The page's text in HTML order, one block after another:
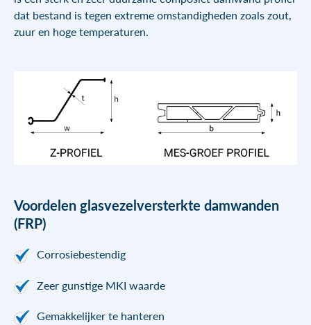
dat bestand is tegen extreme omstandigheden zoals zout,
zuur en hoge temperaturen.
Voordelen glasvezelversterkte damwanden
(FRP)
Corrosiebestendig
Zeer gunstige MKI waarde
Gemakkelijker te hanteren